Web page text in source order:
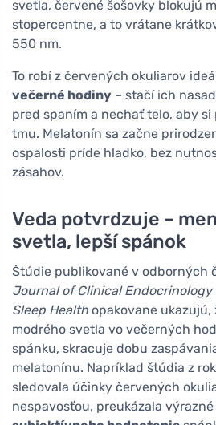
svetla, červené šošovky blokujú
stopercentne, a to vrátane
550 nm.
To robí z červených okuliarov
večerné hodiny – stačí ich
pred spaním a nechať telo, aby
tmu. Melatonín sa začne
ospalosti príde hladko, bez
zásahov.
Veda potvrdzuje –
svetla, lepší spánok
Štúdie publikované v odborných
Journal of Clinical Endocrinology
Sleep Health opakovane ukazujú,
modrého svetla vo večerných
spánku, skracuje dobu
melatonínu. Napríklad štúdia z
sledovala účinky červených
nespavosťou, preukázala